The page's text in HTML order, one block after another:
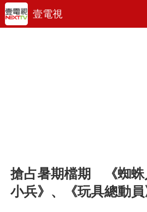
壹電視
搶占暑期檔期 《蜘蛛
小兵》、《玩具總動